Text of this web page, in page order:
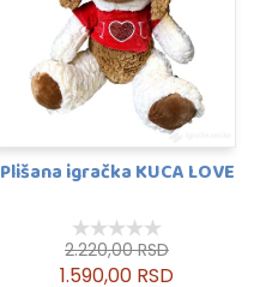
Plišana igračka KUCA LOVE
2.220,00 RSD
1.590,00 RSD